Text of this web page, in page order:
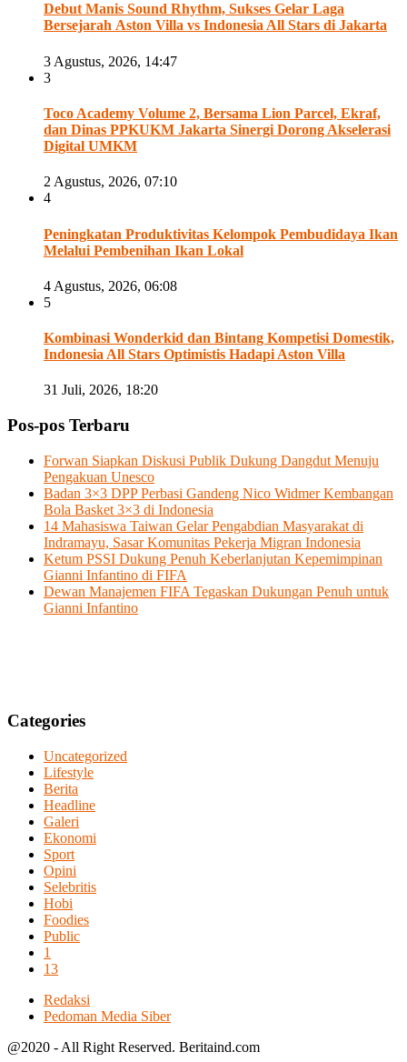
Debut Manis Sound Rhythm, Sukses Gelar Laga
Bersejarah Aston Villa vs Indonesia All Stars di Jakarta
3 Agustus, 2026, 14:47
3
Toco Academy Volume 2, Bersama Lion Parcel, Ekraf,
dan Dinas PPKUKM Jakarta Sinergi Dorong Akselerasi
Digital UMKM
2 Agustus, 2026, 07:10
4
Peningkatan Produktivitas Kelompok Pembudidaya Ikan
Melalui Pembenihan Ikan Lokal
4 Agustus, 2026, 06:08
5
Kombinasi Wonderkid dan Bintang Kompetisi Domestik,
Indonesia All Stars Optimistis Hadapi Aston Villa
31 Juli, 2026, 18:20
Pos-pos Terbaru
Forwan Siapkan Diskusi Publik Dukung Dangdut Menuju
Pengakuan Unesco
Badan 3×3 DPP Perbasi Gandeng Nico Widmer Kembangan
Bola Basket 3×3 di Indonesia
14 Mahasiswa Taiwan Gelar Pengabdian Masyarakat di
Indramayu, Sasar Komunitas Pekerja Migran Indonesia
Ketum PSSI Dukung Penuh Keberlanjutan Kepemimpinan
Gianni Infantino di FIFA
Dewan Manajemen FIFA Tegaskan Dukungan Penuh untuk
Gianni Infantino
Categories
Uncategorized
Lifestyle
Berita
Headline
Galeri
Ekonomi
Sport
Opini
Selebritis
Hobi
Foodies
Public
1
13
Redaksi
Pedoman Media Siber
@2020 - All Right Reserved. Beritaind.com